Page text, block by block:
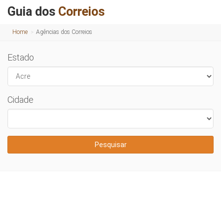
Guia dos Correios
Home Agências dos Correios
Estado
Cidade
Pesquisar